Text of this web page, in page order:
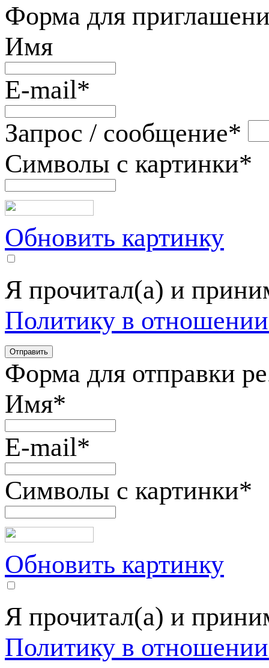
Форма для
Имя
E-mail*
Запрос / сообщение*
Символы с картинки*
Обновить картинку
Я прочитал(а) и
Политику в
Форма для отправки
Имя*
E-mail*
Символы с картинки*
Обновить картинку
Я прочитал(а) и
Политику в